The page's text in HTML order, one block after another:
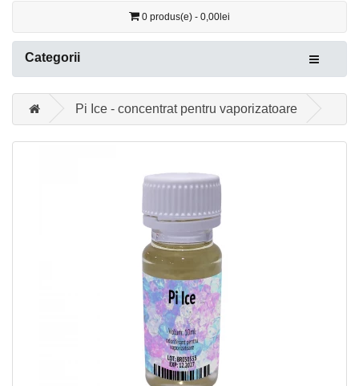
0 produs(e) - 0,00lei
Categorii
Pi Ice - concentrat pentru vaporizatoare